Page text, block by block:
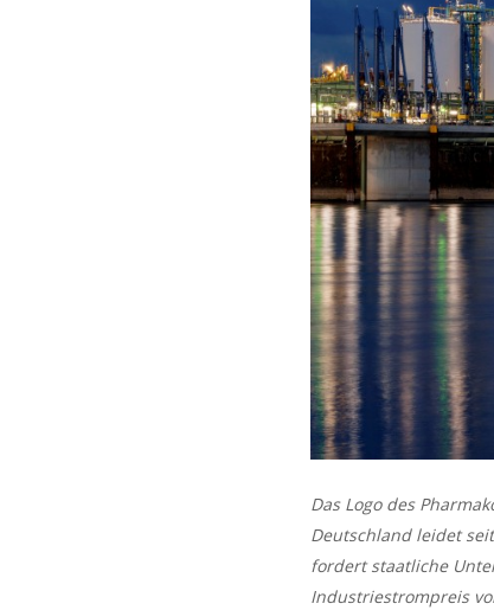
Das Logo des
Deutschland leidet
fordert staatliche
Industriestrompreis